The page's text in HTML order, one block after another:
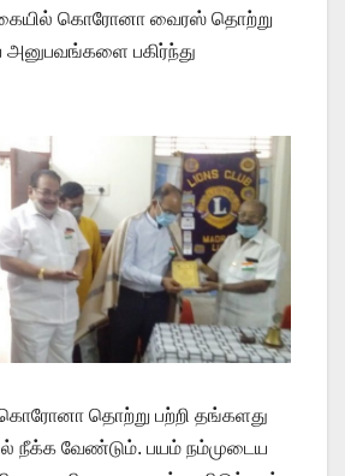
கொரோனா வைரஸ் தொற்று
அனுபவங்களை பகிர்ந்து
கொரோனா தொற்று பற்றி தங்களது
நீக்க வேண்டும். பயம் நம்முடைய